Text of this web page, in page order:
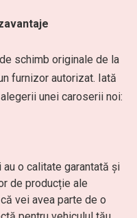
schimb originale de la
furnizor autorizat. Iată
unei caroserii noi:
o calitate garantată și
de producție ale
vei avea parte de o